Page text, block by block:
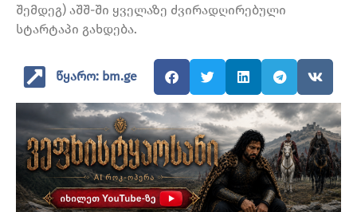
შემდეგ) აშშ-ში ყველაზე ძვირადღირებული
სტარტაპი გახდება.
წყარო: bm.ge